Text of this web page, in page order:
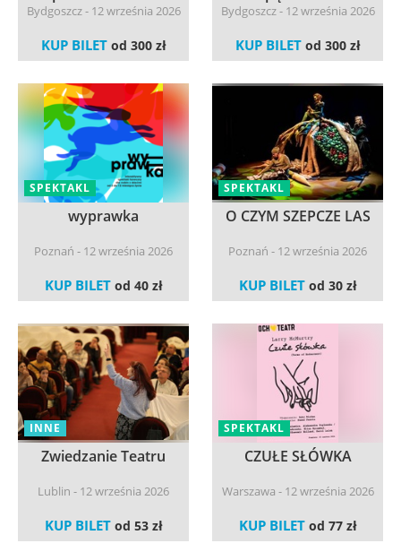
Bydgoszcz - 12 września 2026
KUP BILET od 300 zł
Bydgoszcz - 12 września 2026
KUP BILET od 300 zł
SPEKTAKL
wyprawka
Poznań - 12 września 2026
KUP BILET od 40 zł
SPEKTAKL
O CZYM SZEPCZE LAS
Poznań - 12 września 2026
KUP BILET od 30 zł
INNE
Zwiedzanie Teatru
Lublin - 12 września 2026
KUP BILET od 53 zł
SPEKTAKL
CZUŁE SŁÓWKA
Warszawa - 12 września 2026
KUP BILET od 77 zł